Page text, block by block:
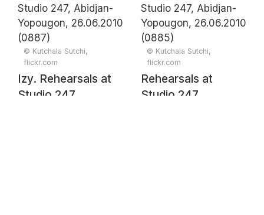
26.06.2010 (0901)
26.06.2010 (0899)
© Kutchala Sutchi,
flickr.com
Izy. Rehearsals at
Studio 247,
© Kutchala Sutchi,
flickr.com
Rehearsals at
Studio 247,